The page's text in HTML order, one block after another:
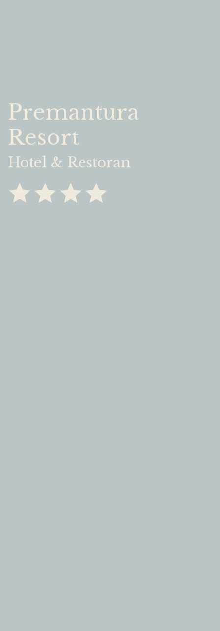
Premantura
Resort
Hotel & Restoran